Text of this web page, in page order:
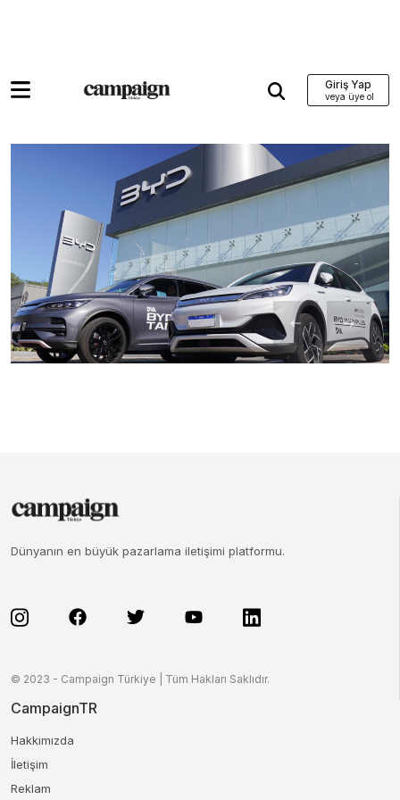
Giriş Yap
Dünyanın en büyük pazarlama iletişimi platformu.
© 2023 - Campaign Türkiye | Tüm Hakları Saklıdır.
CampaignTR
Hakkımızda
İletişim
Reklam